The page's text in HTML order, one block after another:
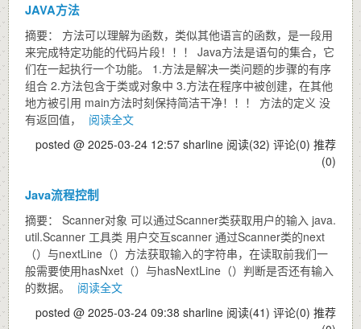
JAVA方法
摘要： 方法可以理解为函数，类似其他语言的函数，是一段用
来完成特定功能的代码片段！！！ Java方法是语句的集合，它
们在一起执行一个功能。 1.方法是解决一类问题的步骤的有序
组合 2.方法包含于类或对象中 3.方法在程序中被创建，在其他
地方被引用 main方法时刻保持简洁干净！！！ 方法的定义 没
有返回值，
阅读全文
posted @ 2025-03-24 12:57 sharline 阅读(32) 评论(0) 推荐
(0)
Java流程控制
摘要： Scanner对象 可以通过Scanner类获取用户的输入 java.
util.Scanner 工具类 用户交互scanner 通过Scanner类的next
（）与nextLine（）方法获取输入的字符串，在读取前我们一
般需要使用hasNxet（）与hasNextLine（）判断是否还有输入
的数据。
阅读全文
posted @ 2025-03-24 09:38 sharline 阅读(41) 评论(0) 推荐